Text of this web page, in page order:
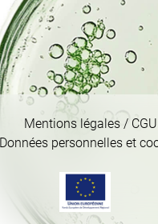
Mentions légales / CGU
Données personnelles et